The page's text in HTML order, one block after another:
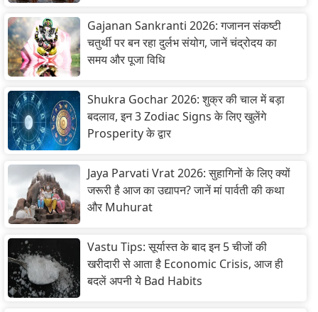
Gajanan Sankranti 2026: गजानन संकष्टी
चतुर्थी पर बन रहा दुर्लभ संयोग, जानें चंद्रोदय का
समय और पूजा विधि
Shukra Gochar 2026: शुक्र की चाल में बड़ा
बदलाव, इन 3 Zodiac Signs के लिए खुलेंगे
Prosperity के द्वार
Jaya Parvati Vrat 2026: सुहागिनों के लिए क्यों
जरूरी है आज का उद्यापन? जानें मां पार्वती की कथा
और Muhurat
Vastu Tips: सूर्यास्त के बाद इन 5 चीजों की
खरीदारी से आता है Economic Crisis, आज ही
बदलें अपनी ये Bad Habits